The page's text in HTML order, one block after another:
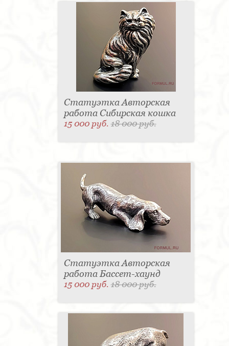
Статуэтка Авторская
работа Сибирская кошка
15 000 руб.18 000 руб.
Статуэтка Авторская
работа Бассет-хаунд
15 000 руб.18 000 руб.